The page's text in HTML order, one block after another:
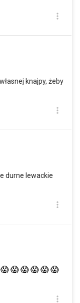
knajpy, żeby
durne lewackie
😱😱😱😱😱😱